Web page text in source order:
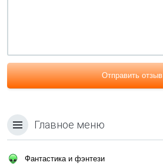
Отправить отзыв
Главное меню
Фантастика и фэнтези